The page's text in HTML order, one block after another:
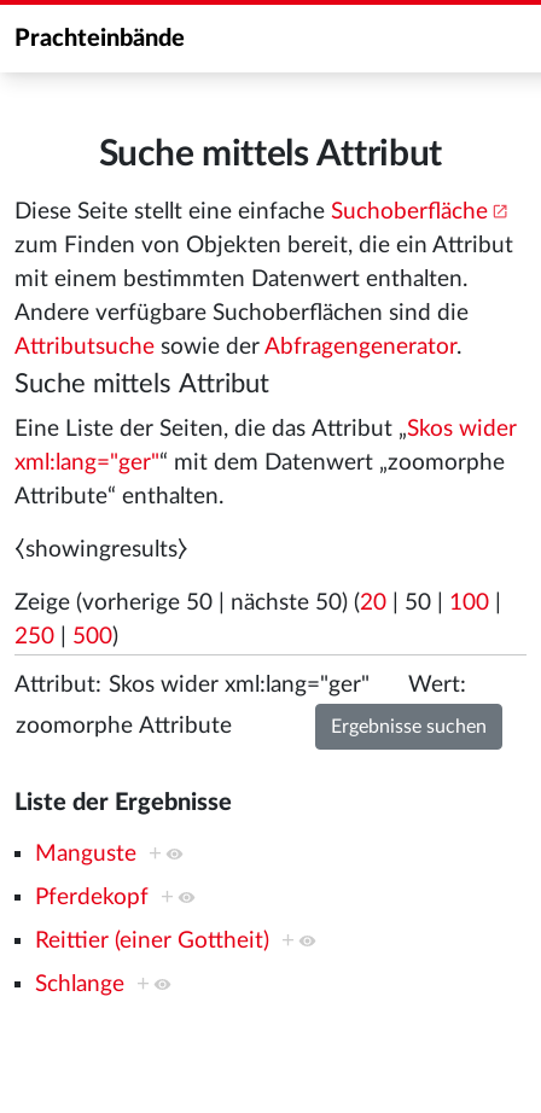
Prachteinbände
Suche mittels Attribut
Diese Seite stellt eine einfache Suchoberfläche
zum Finden von Objekten bereit, die ein Attribut
mit einem bestimmten Datenwert enthalten.
Andere verfügbare Suchoberflächen sind die
Attributsuche sowie der Abfragengenerator.
Suche mittels Attribut
Eine Liste der Seiten, die das Attribut „Skos wider
xml:lang="ger"“ mit dem Datenwert „zoomorphe
Attribute“ enthalten.
⧼showingresults⧽
Zeige (vorherige 50 nächste 50) (20 50 100
250
500)
Attribut: Wert:
Liste der Ergebnisse
Manguste +
Pferdekopf +
Reittier (einer Gottheit) +
Schlange +